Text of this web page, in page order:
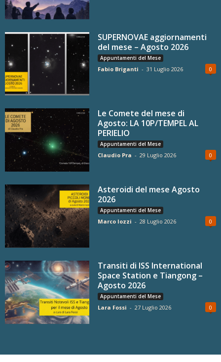
SUPERNOVAE aggiornamenti
del mese – Agosto 2026
Appuntamenti del Mese
Fabio Briganti - 31 Luglio 2026 0
Le Comete del mese di
Agosto: LA 10P/TEMPEL AL
PERIELIO
Appuntamenti del Mese
Claudio Pra - 29 Luglio 2026 0
Asteroidi del mese Agosto
2026
Appuntamenti del Mese
Marco Iozzi - 28 Luglio 2026 0
Transiti di ISS International
Space Station e Tiangong –
Agosto 2026
Appuntamenti del Mese
Lara Fossi - 27 Luglio 2026 0